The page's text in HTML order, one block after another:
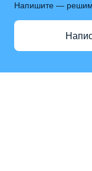
Напишите —